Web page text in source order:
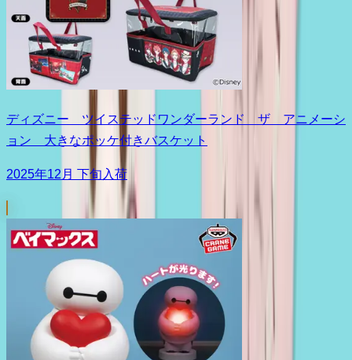
ディズニー ツイステッドワンダーランド ザ アニメーシ
ョン 大きなポッケ付きバスケット
2025年12月 下旬入荷